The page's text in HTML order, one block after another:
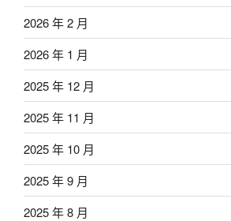
2026 年 2 月
2026 年 1 月
2025 年 12 月
2025 年 11 月
2025 年 10 月
2025 年 9 月
2025 年 8 月